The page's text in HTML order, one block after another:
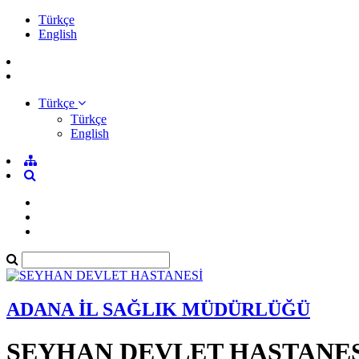
Türkçe
English
Türkçe
Türkçe
English
ADANA İL SAĞLIK MÜDÜRLÜĞÜ
SEYHAN DEVLET